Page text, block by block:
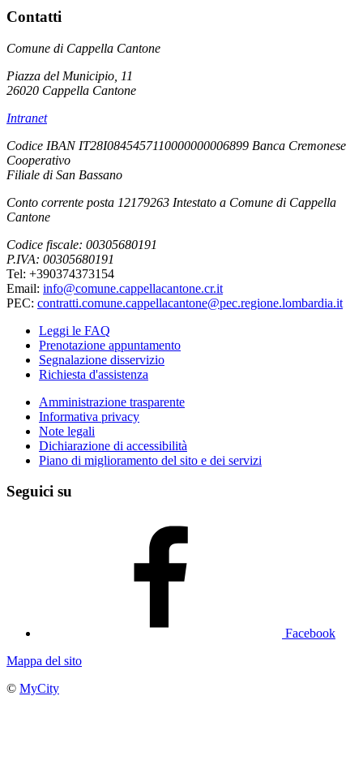
Contatti
Comune di Cappella Cantone
Piazza del Municipio, 11
26020 Cappella Cantone
Intranet
Codice IBAN IT28I0845457110000000006899 Banca Cremonese
Cooperativo
Filiale di San Bassano
Conto corrente posta 12179263 Intestato a Comune di Cappella
Cantone
Codice fiscale: 00305680191
P.IVA: 00305680191
Tel: +390374373154
Email: info@comune.cappellacantone.cr.it
PEC: contratti.comune.cappellacantone@pec.regione.lombardia.it
Leggi le FAQ
Prenotazione appuntamento
Segnalazione disservizio
Richiesta d'assistenza
Amministrazione trasparente
Informativa privacy
Note legali
Dichiarazione di accessibilità
Piano di miglioramento del sito e dei servizi
Seguici su
Facebook
Mappa del sito
© MyCity